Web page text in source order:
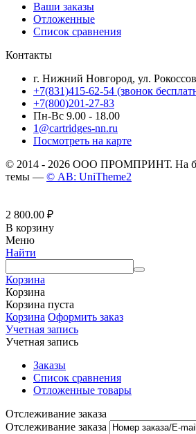
Ваши заказы
Отложенные
Список сравнения
Контакты
г. Нижний Новгород, ул.
+7(831)415-62-54 (звонок
+7(800)201-27-83
Пн-Вс 9.00 - 18.00
1@cartridges-nn.ru
Посмотреть на карте
© 2014 - 2026 ООО ПРОМПРИНТ. На
темы — © AB: UniTheme2
2 800.00 ₽
В корзину
Меню
Найти
Корзина
Корзина
Корзина пуста
Корзина Оформить заказ
Учетная запись
Учетная запись
Заказы
Список сравнения
Отложенные товары
Отслеживание заказа
Отслеживание заказа